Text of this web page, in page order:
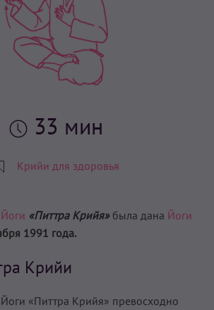
33 мин
Крийи для здоровья
«Питтра Крийя»была дана Йоги
1991 года.
Крийи
«Питтра Крийя» превосходно